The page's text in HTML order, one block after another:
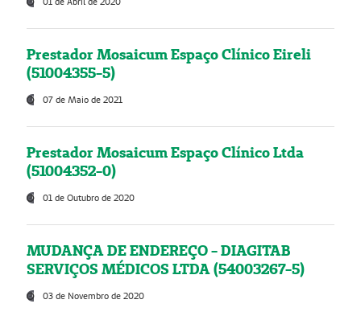
Prestador Mosaicum Espaço Clínico Eireli
(51004355-5)
07 de Maio de 2021
Prestador Mosaicum Espaço Clínico Ltda
(51004352-0)
01 de Outubro de 2020
MUDANÇA DE ENDEREÇO - DIAGITAB
SERVIÇOS MÉDICOS LTDA (54003267-5)
03 de Novembro de 2020